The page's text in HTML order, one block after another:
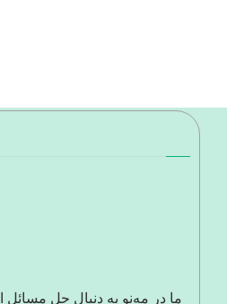
ما در مه‌نو به دنبال حل مسائل